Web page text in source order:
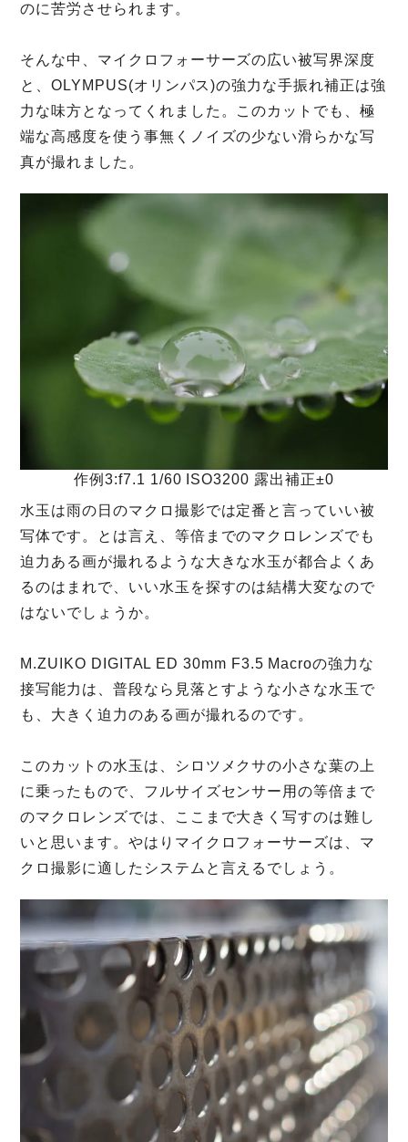
のに苦労させられます。
そんな中、マイクロフォーサーズの広い被写界深度
と、OLYMPUS(オリンパス)の強力な手振れ補正は強
力な味方となってくれました。このカットでも、極
端な高感度を使う事無くノイズの少ない滑らかな写
真が撮れました。
作例3:f7.1 1/60 ISO3200 露出補正±0
水玉は雨の日のマクロ撮影では定番と言っていい被
写体です。とは言え、等倍までのマクロレンズでも
迫力ある画が撮れるような大きな水玉が都合よくあ
るのはまれで、いい水玉を探すのは結構大変なので
はないでしょうか。
M.ZUIKO DIGITAL ED 30mm F3.5 Macroの強力な
接写能力は、普段なら見落とすような小さな水玉で
も、大きく迫力のある画が撮れるのです。
このカットの水玉は、シロツメクサの小さな葉の上
に乗ったもので、フルサイズセンサー用の等倍まで
のマクロレンズでは、ここまで大きく写すのは難し
いと思います。やはりマイクロフォーサーズは、マ
クロ撮影に適したシステムと言えるでしょう。